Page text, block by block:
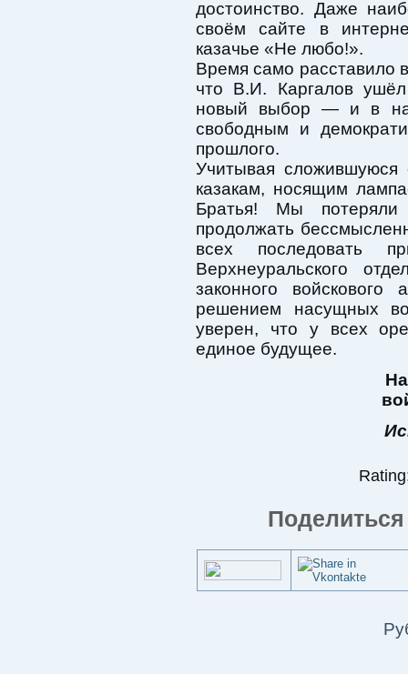
достоинство. Даже
своём сайте в
казачье «Не любо!».
Время само расставило
что В.И. Каргалов
новый выбор — и в
свободным и
прошлого.
Учитывая сложившуюся
казакам, носящим
Братья! Мы
продолжать
всех последовать
Верхнеуральского
законного
решением насущных
уверен, что у всех
единое будущее.